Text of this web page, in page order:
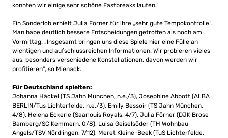
konnten wir einige sehr schöne Fastbreaks laufen.“
Ein Sonderlob erhielt Julia Förner für ihre „sehr gute Tempokontrolle“.
Man habe deutlich bessere Entscheidungen getroffen als noch am
Vormittag. „Insgesamt bringen uns diese Spiele hier eine Fülle an
wichtigen und aufschlussreichen Informationen. Wir probieren vieles
aus, besonders verschiedene Konstellationen, davon werden wir
profitieren“, so Mienack.
Für Deutschland spielten:
Johanna Häckel (TS Jahn München, n.e./3), Josephine Abbott (ALBA
BERLIN/Tus Lichterfelde, n.e./3), Emily Bessoir (TS Jahn München,
4/8), Helena Eckerle (Saarlouis Royals, 4/7), Julia Förner (DJK Brose
Bamberg/SC Kemmern, 0/8), Luisa Geiselsöder (TH Wohnbau
Angels/TSV Nördlingen, 7/12), Meret Kleine-Beek (TuS Lichterfelde,